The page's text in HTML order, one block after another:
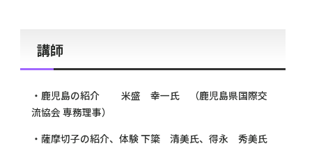
講師
・鹿児島の紹介 米盛 幸一氏 （鹿児島県国際交
流協会 専務理事）
・薩摩切子の紹介、体験 下簗 清美氏、得永 秀美氏